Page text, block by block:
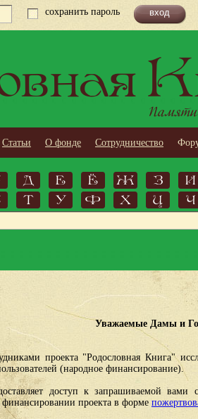
сохранить пароль
Памяти
Статьи О фонде Сотрудничество
Д Е Ё Ж З И
Т У Ф Х Ц Ч
Уважаемые Дамы и
проекта "Родословная Книга"
(народное финансирование).
доступ к запрашиваемой вами
проекта в форме